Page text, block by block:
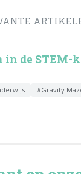
de STEM-
#Gravity